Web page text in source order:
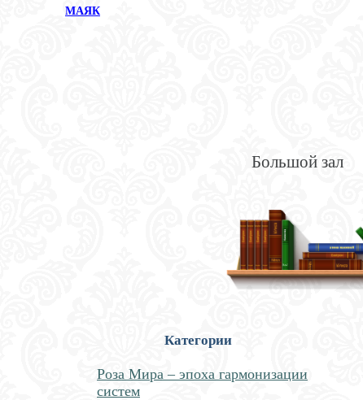
МАЯК
Большой зал
Категории
Роза Мира – эпоха гармонизации
систем